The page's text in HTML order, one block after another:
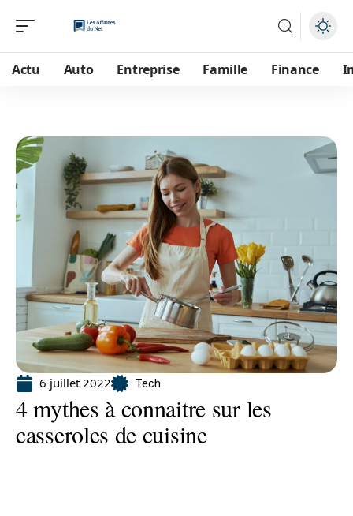
Actu Auto Entreprise Famille Finance
6 juillet 2022 Tech
4 mythes à connaitre sur les
casseroles de cuisine